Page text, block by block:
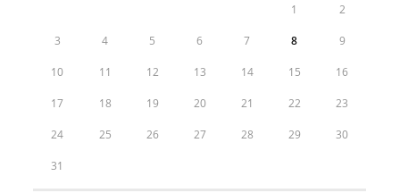
1 2
3 4 5 6 7 8 9
10 11 12 13 14 15 16
17 18 19 20 21 22 23
24 25 26 27 28 29 30
31